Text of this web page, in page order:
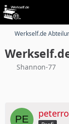
Werkself.de
Shannon-77